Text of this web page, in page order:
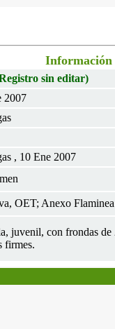
Información
sin editar)
2007
, 10 Ene 2007
OET; Anexo
juvenil, con frondas de
firmes.